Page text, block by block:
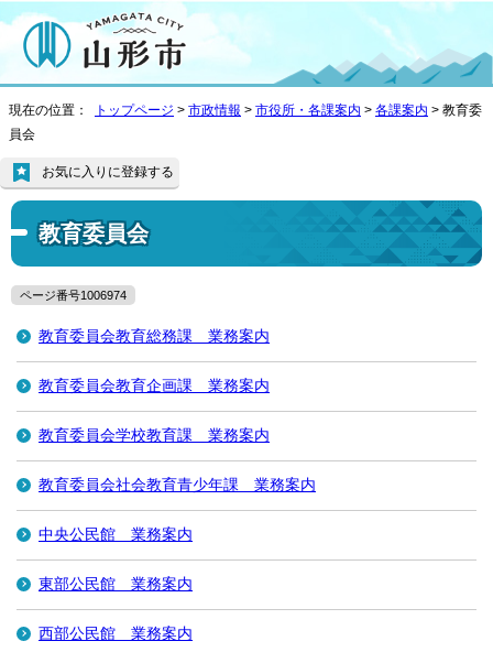
現在の位置： トップページ > 市政情報 > 市役所・各課案内 > 各課案内 > 教育委
員会
教育委員会
お気に入りに登録する
ページ番号1006974
教育委員会教育総務課 業務案内
教育委員会教育企画課 業務案内
教育委員会学校教育課 業務案内
教育委員会社会教育青少年課 業務案内
中央公民館 業務案内
東部公民館 業務案内
西部公民館 業務案内